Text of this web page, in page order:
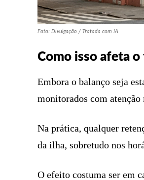
Foto: Divulgação / Tratada com IA
Como isso afeta
Embora o balanço seja
monitorados com
Na prática, qualquer
da ilha, sobretudo nos
O efeito costuma ser em